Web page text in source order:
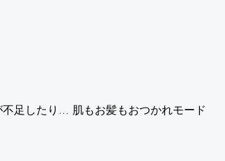
足したり… 肌もお髪もおつかれモード